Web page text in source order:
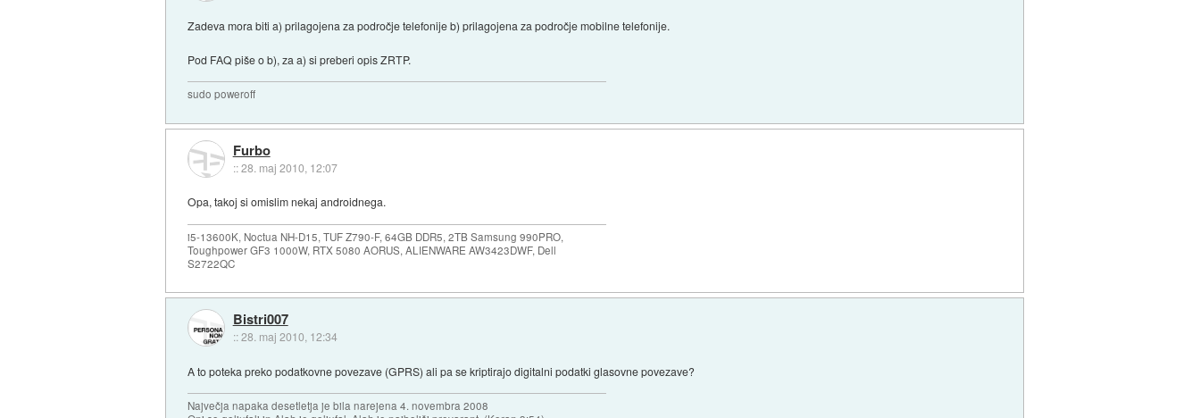
Zadeva mora biti a) prilagojena za področje telefonije b) prilagojena za področje mobilne telefonije.
Pod FAQ piše o b), za a) si preberi opis ZRTP.
sudo poweroff
Furbo
::28. maj 2010, 12:07
Opa, takoj si omislim nekaj androidnega.
i5-13600K, Noctua NH-D15, TUF Z790-F, 64GB DDR5, 2TB Samsung 990PRO,
Toughpower GF3 1000W, RTX 5080 AORUS, ALIENWARE AW3423DWF, Dell
S2722QC
Bistri007
::28. maj 2010, 12:34
A to poteka preko podatkovne povezave (GPRS) ali pa se kriptirajo digitalni podatki glasovne povezave?
Največja napaka desetletja je bila narejena 4. novembra 2008